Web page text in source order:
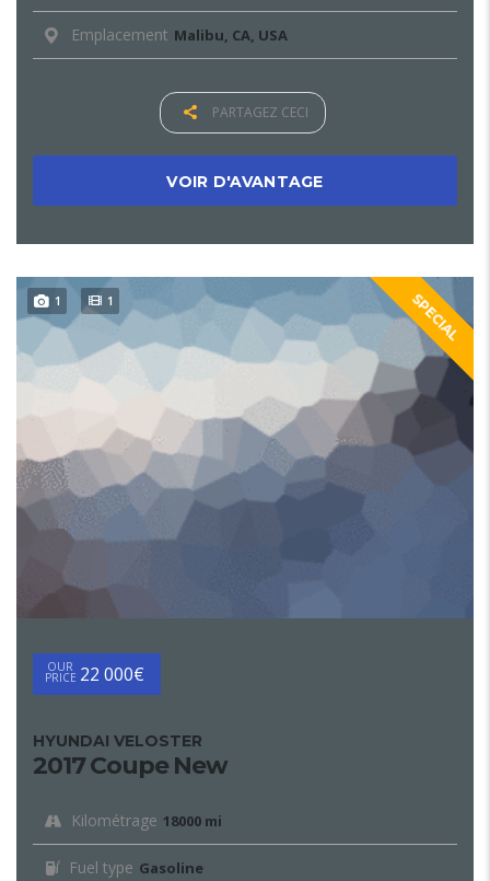
Emplacement Malibu, CA, USA
PARTAGEZ CECI
VOIR D'AVANTAGE
1 1 SPECIAL
OUR
PRICE 22 000€
HYUNDAI VELOSTER
2017 Coupe New
Kilométrage 18000 mi
Fuel type Gasoline